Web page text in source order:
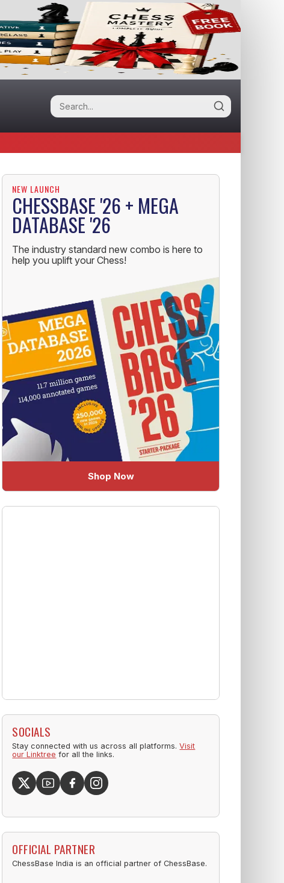
NEW LAUNCH
CHESSBASE '26 + MEGA
DATABASE '26
The industry standard new combo is here to
help you uplift your Chess!
Shop Now
SOCIALS
Stay connected with us across all platforms.Visit
our Linktree for all the links.
OFFICIAL PARTNER
ChessBase India is an official partner of ChessBase.